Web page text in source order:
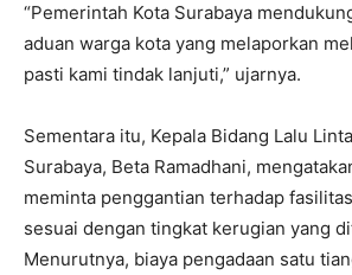
“Pemerintah Kota Surabaya
aduan warga kota yang melaporkan
pasti kami tindak lanjuti,” ujarnya.
Sementara itu, Kepala Bidang Lalu
Surabaya, Beta Ramadhani,
meminta penggantian terhadap
sesuai dengan tingkat kerugian yang
Menurutnya, biaya pengadaan satu